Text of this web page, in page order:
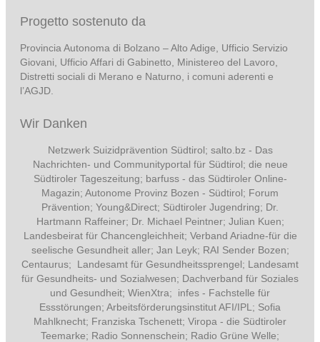
Progetto sostenuto da
Provincia Autonoma di Bolzano – Alto Adige, Ufficio Servizio
Giovani, Ufficio Affari di Gabinetto, Ministereo del Lavoro,
Distretti sociali di Merano e Naturno, i comuni aderenti e
l’AGJD.
Wir Danken
Netzwerk Suizidprävention Südtirol; salto.bz - Das
Nachrichten- und Communityportal für Südtirol; die neue
Südtiroler Tageszeitung; barfuss - das Südtiroler Online-
Magazin; Autonome Provinz Bozen - Südtirol; Forum
Prävention; Young&Direct; Südtiroler Jugendring; Dr.
Hartmann Raffeiner; Dr. Michael Peintner; Julian Kuen;
Landesbeirat für Chancengleichheit; Verband Ariadne-für die
seelische Gesundheit aller; Jan Leyk; RAI Sender Bozen;
Centaurus; Landesamt für Gesundheitssprengel; Landesamt
für Gesundheits- und Sozialwesen; Dachverband für Soziales
und Gesundheit; WienXtra; infes - Fachstelle für
Essstörungen; Arbeitsförderungsinstitut AFI/IPL; Sofia
Mahlknecht; Franziska Tschenett; Viropa - die Südtiroler
Teemarke; Radio Sonnenschein; Radio Grüne Welle;